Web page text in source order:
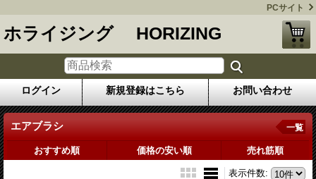
PCサイト
ホライジング HORIZING
ログイン 新規登録はこちら お問い合わせ
エアブラシ 一覧
おすすめ順 価格の安い順 売れ筋順
表示件数: